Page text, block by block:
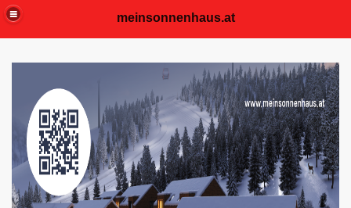
meinsonnenhaus.at
Park